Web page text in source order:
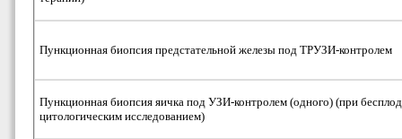
Пункционная биопсия предстательной железы под ТРУЗИ-контролем
Пункционная биопсия яичка под УЗИ-контролем (одного) (при
цитологическим исследованием)